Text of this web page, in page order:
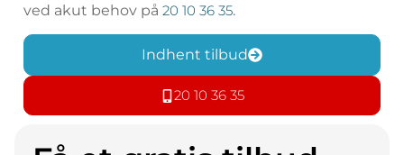
ved akut behov på 20 10 36 35.
Indhent tilbud
20 10 36 35